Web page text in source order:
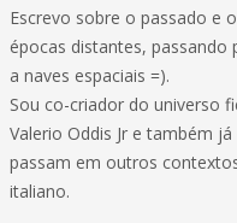
Escrevo sobre o passado e
épocas distantes, passando
a naves espaciais =).
Sou co-criador do universo
Valerio Oddis Jr e também
passam em outros
italiano.